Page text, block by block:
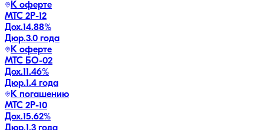
К оферте
МТС 2P-12
Дох.14.88%
Дюр.3.0 года
К оферте
МТС БО-02
Дох.11.46%
Дюр.1.4 года
К погашению
МТС 2P-10
Дох.15.62%